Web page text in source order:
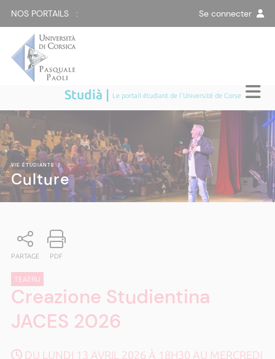
NOS PORTAILS : Se connecter
Studià | Le portail étudiant de l'Université de Corse
VIE ÉTUDIANTE|
Culture
PARTAGE PDF
TEATRU
Creazione Studientina
JACES 2026
DU LUNDI 13 AVRIL 2026 À 18H30 AU MERCREDI